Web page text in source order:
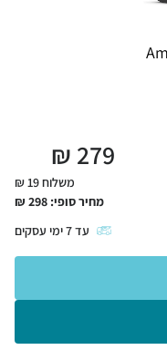
279
₪
משלוח 19 ₪
מחיר סופי: 298
₪
עד7ימי עסקים